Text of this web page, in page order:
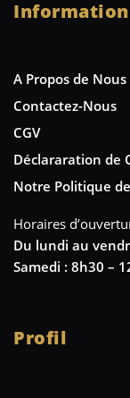
A Propos de Nous
Contactez-Nous
CGV
Déclararation de
Notre Politique
Horaires
Du lundi au
Samedi : 8h30 –
Profil